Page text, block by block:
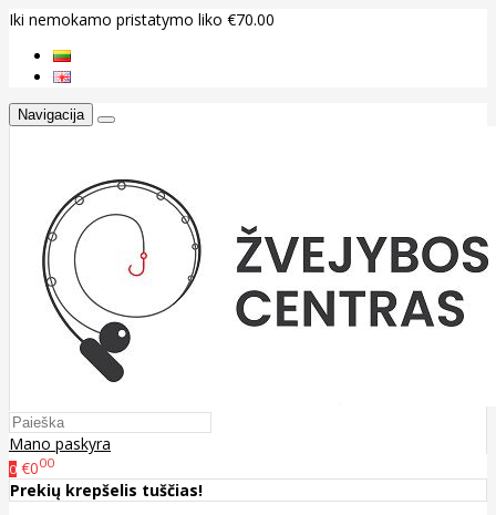
Iki nemokamo pristatymo liko €70.00
Navigacija
Mano paskyra
0 €000
Prekių krepšelis tuščias!